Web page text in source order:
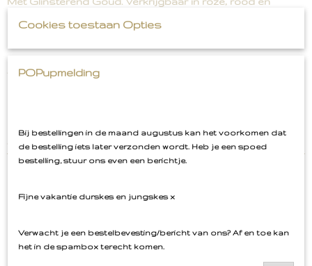
panter. Staat ook geweldig op bijvoorbeeld je T-shirt,
Afmeting: 5,7 cm hoog
voor je regelen!
Cookies toestaan Opties
POPupmelding
Bij bestellingen in de maand augustus kan het voorkomen dat
de bestelling iets later verzonden wordt. Heb je een spoed
bestelling, stuur ons even een berichtje.
Fijne vakantie durskes en jungskes x
Verwacht je een bestelbevesting/bericht van ons? Af en toe kan
het in de spambox terecht komen.